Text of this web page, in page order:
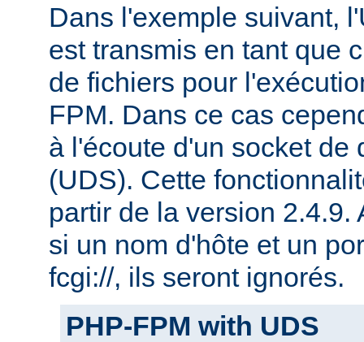
Dans l'exemple suivant,
est transmis en tant que
de fichiers pour
FPM. Dans ce cas
à l'écoute d'un socket de
(UDS). Cette
partir de la version 2.4.9.
si un nom d'hôte et un
fcgi://, ils seront ignorés.
PHP-FPM with UDS